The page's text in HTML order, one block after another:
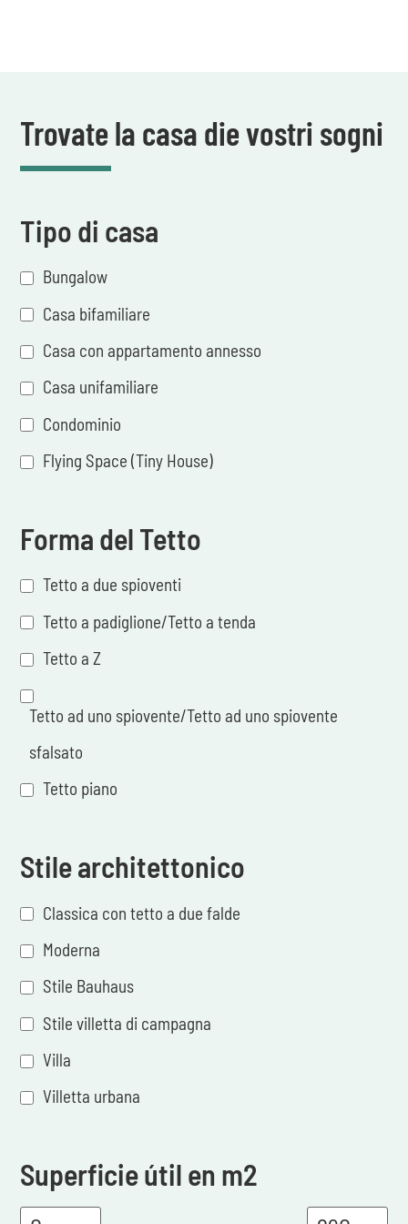
Trovate la casa die vostri sogni
Tipo di casa
Bungalow
Casa bifamiliare
Casa con appartamento annesso
Casa unifamiliare
Condominio
Flying Space (Tiny House)
Forma del Tetto
Tetto a due spioventi
Tetto a padiglione/Tetto a tenda
Tetto a Z
Tetto ad uno spiovente/Tetto ad uno spiovente
sfalsato
Tetto piano
Stile architettonico
Classica con tetto a due falde
Moderna
Stile Bauhaus
Stile villetta di campagna
Villa
Villetta urbana
Superficie útil en m2